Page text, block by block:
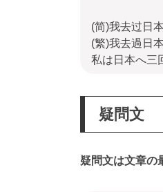
(简)我去过日
(繁)我去過日
私は日本へ三
疑問文
疑問文は文章の